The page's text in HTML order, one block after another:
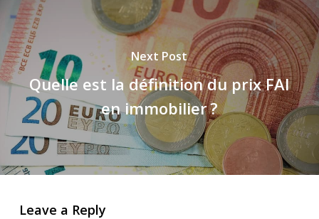
Next Post
Quelle est la définition du prix FAI
en immobilier ?
Leave a Reply